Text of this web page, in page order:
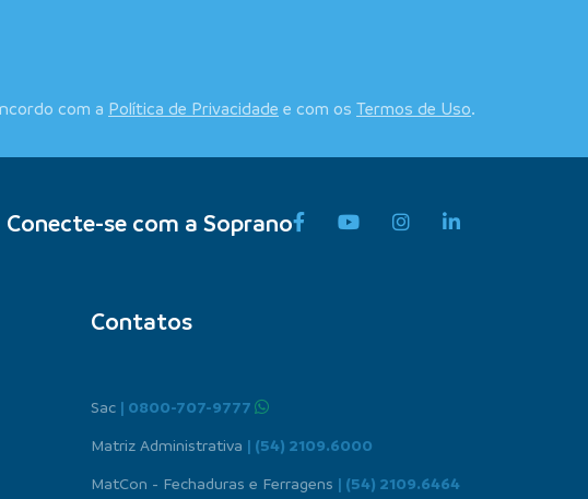
com a Política de Privacidade e com os Termos de Uso.
Conecte-se com a Soprano
Contatos
Sac | 0800-707-9777
Matriz Administrativa | (54) 2109.6000
MatCon - Fechaduras e Ferragens | (54) 2109.6464